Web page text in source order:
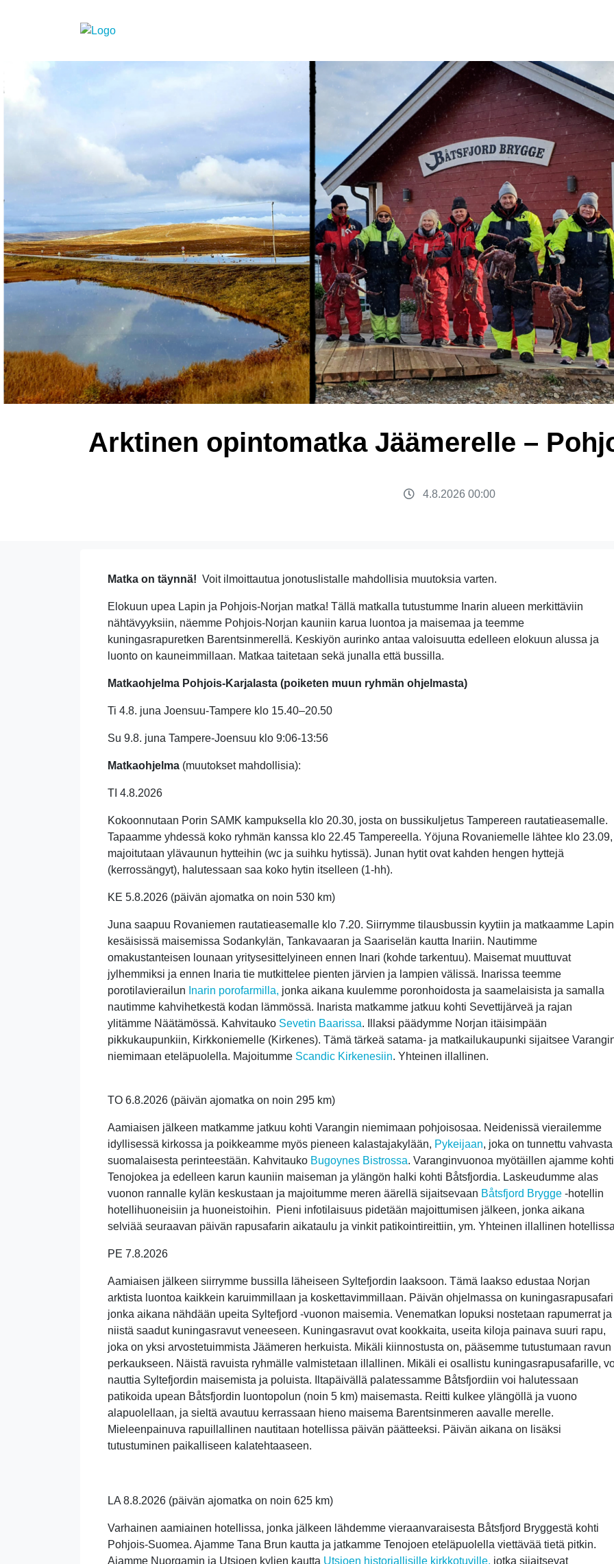
Arktinen opintomatka Jäämerelle –
4.8.2026 00:00
Matka on täynnä! Voit ilmoittautua jonotuslistalle mahdollisia muutoksia varten.
Elokuun upea Lapin ja Pohjois-Norjan matka! Tällä matkalla tutustumme Inarin alueen merkittäviin
nähtävyyksiin, näemme Pohjois-Norjan kauniin karua luontoa ja maisemaa ja teemme
kuningasrapuretken Barentsinmerellä. Keskiyön aurinko antaa valoisuutta edelleen elokuun alussa ja
luonto on kauneimmillaan. Matkaa taitetaan sekä junalla että bussilla.
Matkaohjelma Pohjois-Karjalasta (poiketen muun ryhmän ohjelmasta)
Ti 4.8. juna Joensuu-Tampere klo 15.40–20.50
Su 9.8. juna Tampere-Joensuu klo 9:06-13:56
Matkaohjelma (muutokset mahdollisia):
TI 4.8.2026
Kokoonnutaan Porin SAMK kampuksella klo 20.30, josta on bussikuljetus Tampereen rautatieasemalle.
Tapaamme yhdessä koko ryhmän kanssa klo 22.45 Tampereella. Yöjuna Rovaniemelle lähtee klo 23.09,
majoitutaan ylävaunun hytteihin (wc ja suihku hytissä). Junan hytit ovat kahden hengen hyttejä
(kerrossängyt), halutessaan saa koko hytin itselleen (1-hh).
KE 5.8.2026 (päivän ajomatka on noin 530 km)
Juna saapuu Rovaniemen rautatieasemalle klo 7.20. Siirrymme tilausbussin kyytiin ja matkaamme Lapin
kesäisissä maisemissa Sodankylän, Tankavaaran ja Saariselän kautta Inariin. Nautimme
omakustanteisen lounaan yritysesittelyineen ennen Inari (kohde tarkentuu). Maisemat muuttuvat
jylhemmiksi ja ennen Inaria tie mutkittelee pienten järvien ja lampien välissä. Inarissa teemme
porotilavierailun Inarin porofarmilla, jonka aikana kuulemme poronhoidosta ja saamelaisista ja samalla
nautimme kahvihetkestä kodan lämmössä. Inarista matkamme jatkuu kohti Sevettijärveä ja rajan
ylitämme Näätämössä. Kahvitauko Sevetin Baarissa. Illaksi päädymme Norjan itäisimpään
pikkukaupunkiin, Kirkkoniemelle (Kirkenes). Tämä tärkeä satama- ja matkailukaupunki sijaitsee
niemimaan eteläpuolella. Majoitumme Scandic Kirkenesiin. Yhteinen illallinen.
TO 6.8.2026 (päivän ajomatka on noin 295 km)
Aamiaisen jälkeen matkamme jatkuu kohti Varangin niemimaan pohjoisosaa. Neidenissä vierailemme
idyllisessä kirkossa ja poikkeamme myös pieneen kalastajakylään, Pykeijaan, joka on tunnettu vahvasta
suomalaisesta perinteestään. Kahvitauko Bugoynes Bistrossa. Varanginvuonoa myötäillen ajamme kohti
Tenojokea ja edelleen karun kauniin maiseman ja ylängön halki kohti Båtsfjordia. Laskeudumme alas
vuonon rannalle kylän keskustaan ja majoitumme meren äärellä sijaitsevaan Båtsfjord Brygge -hotellin
hotellihuoneisiin ja huoneistoihin.
Pieni infotilaisuus pidetään majoittumisen jälkeen, jonka aikana
selviää seuraavan päivän rapusafarin aikataulu ja vinkit patikointireittiin, ym. Yhteinen illallinen
PE 7.8.2026
Aamiaisen jälkeen siirrymme bussilla läheiseen Syltefjordin laaksoon. Tämä laakso edustaa Norjan
arktista luontoa kaikkein karuimmillaan ja koskettavimmillaan. Päivän ohjelmassa on
jonka aikana nähdään upeita Syltefjord -vuonon maisemia. Venematkan lopuksi nostetaan rapumerrat ja
niistä saadut kuningasravut veneeseen. Kuningasravut ovat kookkaita, useita kiloja painava suuri rapu,
joka on yksi arvostetuimmista Jäämeren herkuista. Mikäli kiinnostusta on, pääsemme tutustumaan ravun
perkaukseen. Näistä ravuista ryhmälle valmistetaan illallinen. Mikäli ei osallistu kuningasrapusafarille,
nauttia Syltefjordin maisemista ja poluista. Iltapäivällä palatessamme Båtsfjordiin voi halutessaan
patikoida upean Båtsfjordin luontopolun (noin 5 km) maisemasta. Reitti kulkee ylängöllä ja vuono
alapuolellaan, ja sieltä avautuu kerrassaan hieno maisema Barentsinmeren aavalle merelle.
Mieleenpainuva rapuillallinen nautitaan hotellissa päivän päätteeksi. Päivän aikana on lisäksi
tutustuminen paikalliseen kalatehtaaseen.
LA 8.8.2026 (päivän ajomatka on noin 625 km)
Varhainen aamiainen hotellissa, jonka jälkeen lähdemme vieraanvaraisesta Båtsfjord Bryggestä kohti
Pohjois-Suomea. Ajamme Tana Brun kautta ja jatkamme Tenojoen eteläpuolella viettävää tietä pitkin.
Ajamme Nuorgamin ja Utsjoen kylien kautta Utsjoen historiallisille kirkkotuville, jotka sijaitsevat